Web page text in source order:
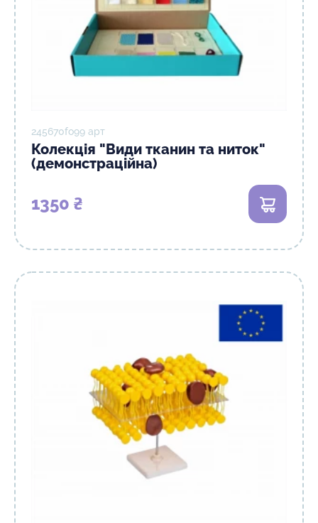
245670fо99 арт
Колекція "Види тканин та ниток"
(демонстраційна)
1350 ₴